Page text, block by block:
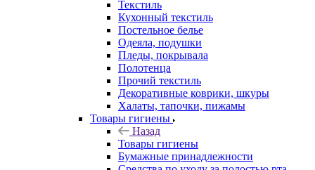
Текстиль
Кухонный текстиль
Постельное белье
Одеяла, подушки
Пледы, покрывала
Полотенца
Прочий текстиль
Декоративные коврики, шкуры
Халаты, тапочки, пижамы
Товары гигиены
Назад
Товары гигиены
Бумажные принадлежности